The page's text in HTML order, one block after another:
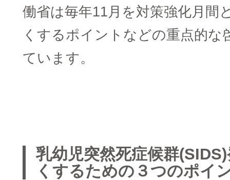
働省は毎年11月を対策強化月間
くするポイントなどの重点的な
ています。
乳幼児突然死症候群
くするための３つのポイ